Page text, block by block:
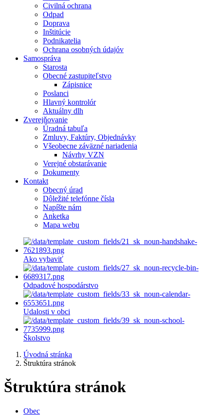
Civilná ochrana
Odpad
Doprava
Inštitúcie
Podnikatelia
Ochrana osobných údajóv
Samospráva
Starosta
Obecné zastupiteľstvo
Zápisnice
Poslanci
Hlavný kontrolór
Aktuálny dlh
Zverejňovanie
Úradná tabuľa
Zmluvy, Faktúry, Objednávky
Všeobecne záväzné nariadenia
Návrhy VZN
Verejné obstarávanie
Dokumenty
Kontakt
Obecný úrad
Dôležité telefónne čísla
Napíšte nám
Anketka
Mapa webu
Ako vybaviť
Odpadové hospodárstvo
Udalosti v obci
Školstvo
Úvodná stránka
Štruktúra stránok
Štruktúra stránok
Obec